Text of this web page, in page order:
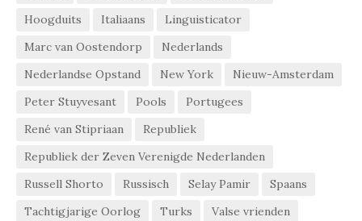
Hoogduits
Italiaans
Linguisticator
Marc van Oostendorp
Nederlands
Nederlandse Opstand
New York
Nieuw-Amsterdam
Peter Stuyvesant
Pools
Portugees
René van Stipriaan
Republiek
Republiek der Zeven Verenigde Nederlanden
Russell Shorto
Russisch Selay Pamir
Spaans
Tachtigjarige Oorlog
Turks Valse vrienden